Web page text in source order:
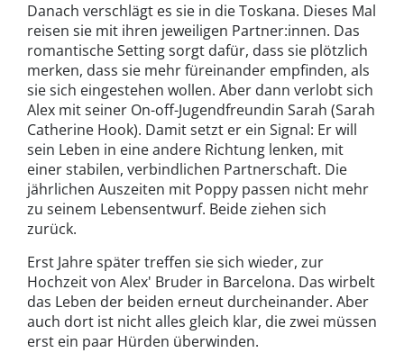
Danach verschlägt es sie in die Toskana. Dieses Mal
reisen sie mit ihren jeweiligen Partner:innen. Das
romantische Setting sorgt dafür, dass sie plötzlich
merken, dass sie mehr füreinander empfinden, als
sie sich eingestehen wollen. Aber dann verlobt sich
Alex mit seiner On-off-Jugendfreundin Sarah (Sarah
Catherine Hook). Damit setzt er ein Signal: Er will
sein Leben in eine andere Richtung lenken, mit
einer stabilen, verbindlichen Partnerschaft. Die
jährlichen Auszeiten mit Poppy passen nicht mehr
zu seinem Lebensentwurf. Beide ziehen sich
zurück.
Erst Jahre später treffen sie sich wieder, zur
Hochzeit von Alex' Bruder in Barcelona. Das wirbelt
das Leben der beiden erneut durcheinander. Aber
auch dort ist nicht alles gleich klar, die zwei müssen
erst ein paar Hürden überwinden.